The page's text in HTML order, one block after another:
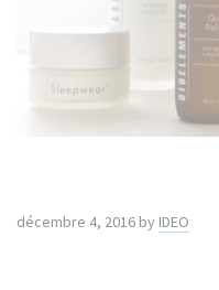
décembre 4, 2016 by IDEO